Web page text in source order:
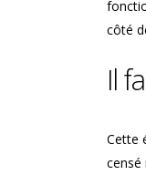
côté
Il
Cette
censé